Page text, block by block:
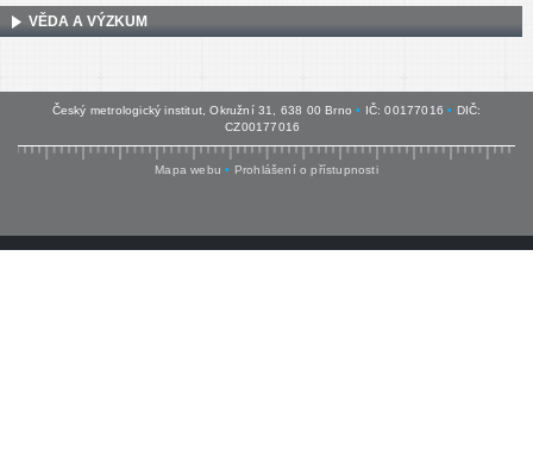
VĚDA A VÝZKUM
Český metrologický institut, Okružní 31, 638 00 Brno • IČ: 00177016 • DIČ:
CZ00177016
Mapa webu • Prohlášení o přístupnosti